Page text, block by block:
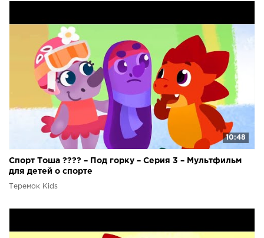
10:48
Спорт Тоша ???? – Под горку – Серия 3 – Мультфильм
для детей о спорте
Теремок Kids